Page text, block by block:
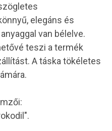
elegáns és
van bélelve.
teszi a termék
A táska tökéletes